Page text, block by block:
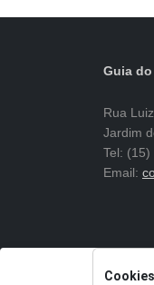
Guia
Rua
Jardim
Tel: (15)
Email:
Cookies